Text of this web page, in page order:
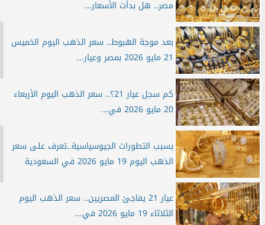
مصر.. هل بدأت الأسعار...
بعد موجة الهبوط.. سعر الذهب اليوم الخميس
21 مايو 2026 بمصر وعيار...
كم سجل عيار 21؟.. سعر الذهب اليوم الأربعاء
20 مايو 2026 في...
بسبب التطورات الجيوسياسية..تعرف على سعر
الذهب اليوم 19 مايو 2026 في السعودية
عيار 21 يفاجئ المصريين.. سعر الذهب اليوم
الثلاثاء 19 مايو 2026 في...